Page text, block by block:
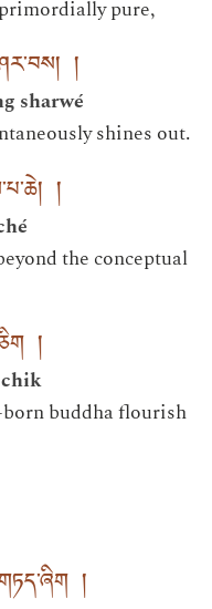
pure,
།
sharwé
shines out.
།
the conceptual
།
chik
buddha flourish
།